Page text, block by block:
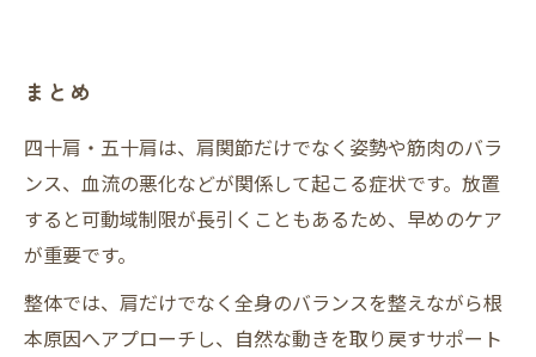
まとめ
四十肩・五十肩は、肩関節だけでなく姿勢や筋肉のバラ
ンス、血流の悪化などが関係して起こる症状です。放置
すると可動域制限が長引くこともあるため、早めのケア
が重要です。
整体では、肩だけでなく全身のバランスを整えながら根
本原因へアプローチし、自然な動きを取り戻すサポート